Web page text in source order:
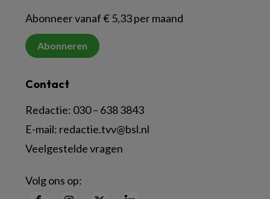
Abonneer vanaf € 5,33 per maand
Abonneren
Contact
Redactie: 030 – 638 3843
E-mail: redactie.tvv@bsl.nl
Veelgestelde vragen
Volg ons op: